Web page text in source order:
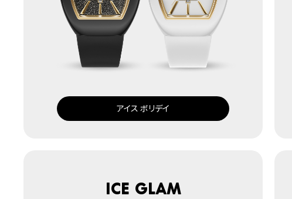
アイス ボリデイ
ICE glam